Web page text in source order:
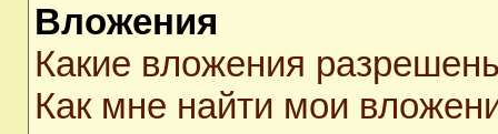
Вложения
Какие вложения
Как мне найти мои